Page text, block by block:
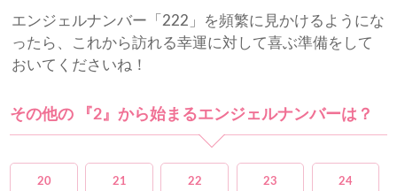
エンジェルナンバー「222」を頻繁に見かけるようにな
ったら、これから訪れる幸運に対して喜ぶ準備をして
おいてくださいね！
その他の 『2』から始まるエンジェルナンバーは？
20 21 22 23 24